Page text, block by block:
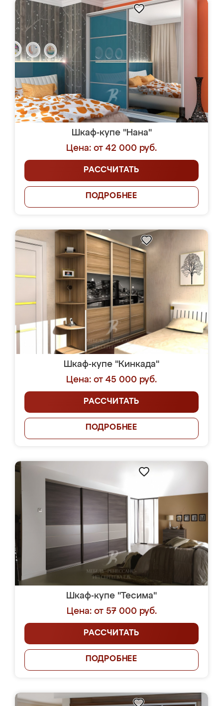
Шкаф-купе "Нана"
Цена: от 42 000 руб.
РАССЧИТАТЬ
ПОДРОБНЕЕ
Шкаф-купе "Кинкада"
Цена: от 45 000 руб.
РАССЧИТАТЬ
ПОДРОБНЕЕ
Шкаф-купе "Тесима"
Цена: от 57 000 руб.
РАССЧИТАТЬ
ПОДРОБНЕЕ